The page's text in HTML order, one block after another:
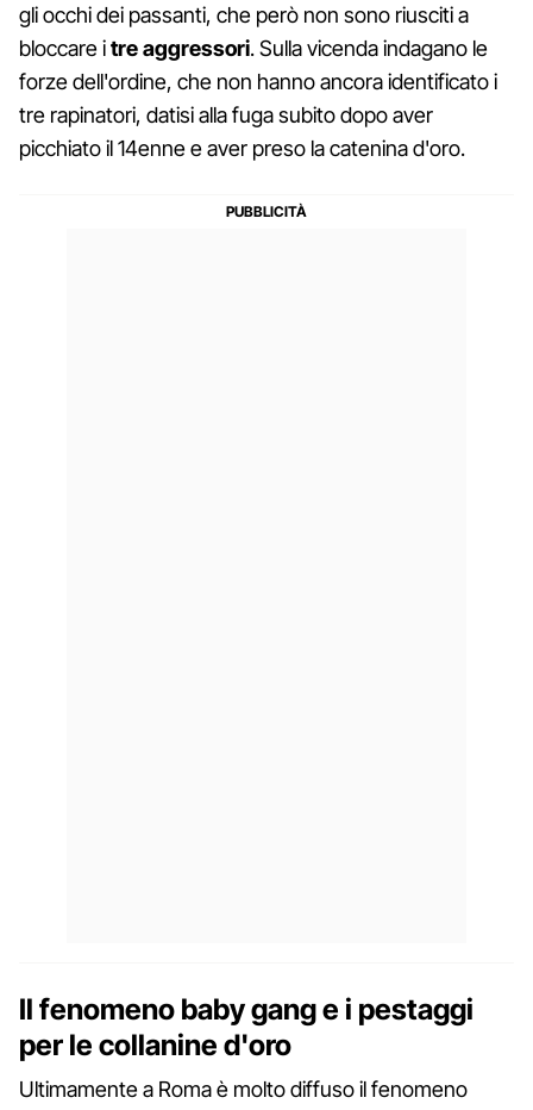
gli occhi dei passanti, che però non sono riusciti a
bloccare itre aggressori. Sulla vicenda indagano le
forze dell'ordine, che non hanno ancora identificato i
tre rapinatori, datisi alla fuga subito dopo aver
picchiato il 14enne e aver preso la catenina d'oro.
Il fenomeno baby gang e i pestaggi
per le collanine d'oro
Ultimamente a Roma è molto diffuso il fenomeno